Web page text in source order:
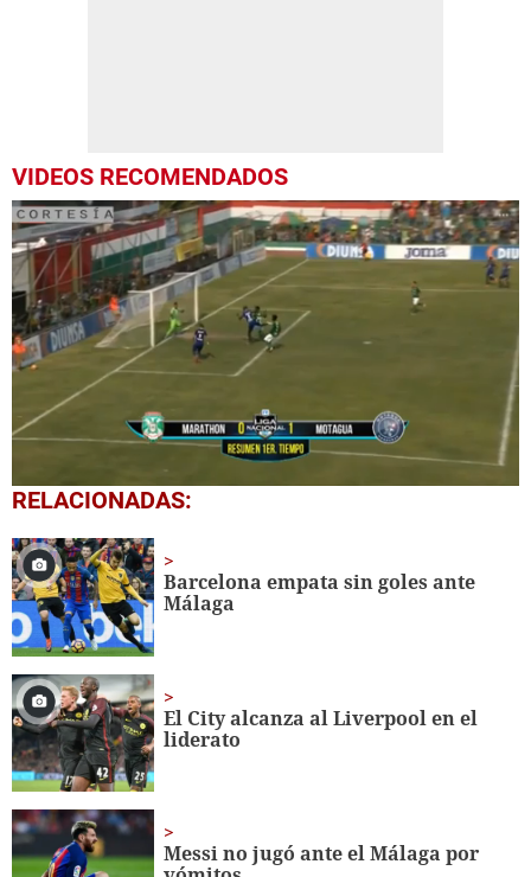
VIDEOS RECOMENDADOS
0
seconds
29
seconds
RELACIONADAS:
Barcelona empata sin goles ante
Málaga
El City alcanza al Liverpool en el
liderato
Messi no jugó ante el Málaga por